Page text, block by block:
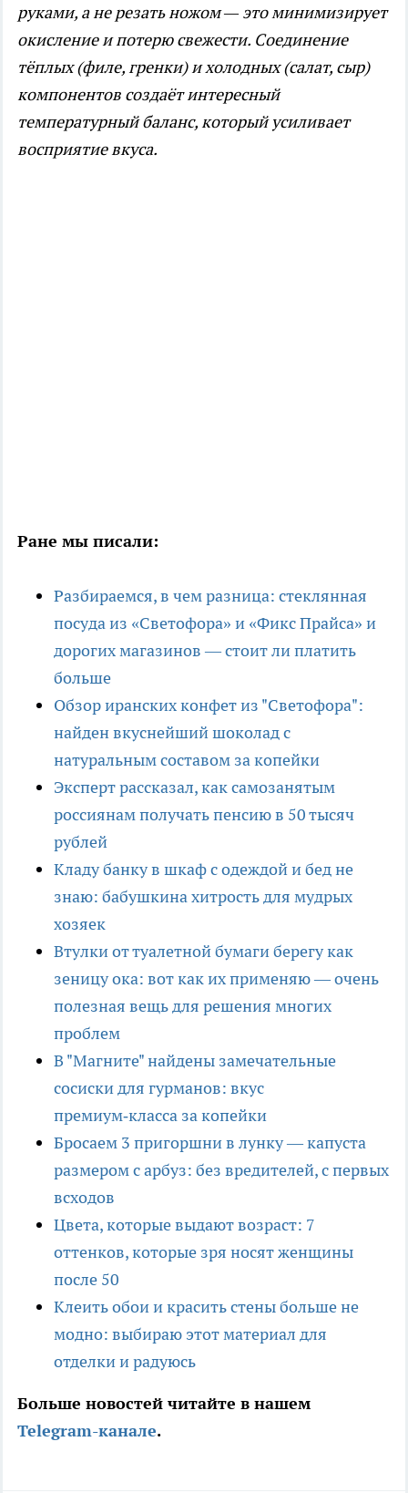
руками, а не резать ножом — это минимизирует
окисление и потерю свежести. Соединение
тёплых (филе, гренки) и холодных (салат, сыр)
компонентов создаёт интересный
температурный баланс, который усиливает
восприятие вкуса.
Ране мы писали:
Разбираемся, в чем разница: стеклянная
посуда из «Светофора» и «Фикс Прайса» и
дорогих магазинов — стоит ли платить
больше
Обзор иранских конфет из "Светофора":
найден вкуснейший шоколад с
натуральным составом за копейки
Эксперт рассказал, как самозанятым
россиянам получать пенсию в 50 тысяч
рублей
Кладу банку в шкаф с одеждой и бед не
знаю: бабушкина хитрость для мудрых
хозяек
Втулки от туалетной бумаги берегу как
зеницу ока: вот как их применяю — очень
полезная вещь для решения многих
проблем
В "Магните" найдены замечательные
сосиски для гурманов: вкус
премиум‑класса за копейки
Бросаем 3 пригоршни в лунку — капуста
размером с арбуз: без вредителей, с первых
всходов
Цвета, которые выдают возраст: 7
оттенков, которые зря носят женщины
после 50
Клеить обои и красить стены больше не
модно: выбираю этот материал для
отделки и радуюсь
Больше новостей читайте в нашем
Telegram-канале.